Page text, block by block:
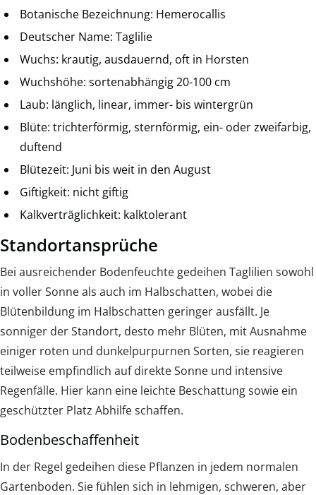
Botanische Bezeichnung: Hemerocallis
Deutscher Name: Taglilie
Wuchs: krautig, ausdauernd, oft in Horsten
Wuchshöhe: sortenabhängig 20-100 cm
Laub: länglich, linear, immer- bis wintergrün
Blüte: trichterförmig, sternförmig, ein- oder zweifarbig,
duftend
Blütezeit: Juni bis weit in den August
Giftigkeit: nicht giftig
Kalkverträglichkeit: kalktolerant
Standortansprüche
Bei ausreichender Bodenfeuchte gedeihen Taglilien sowohl
in voller Sonne als auch im Halbschatten, wobei die
Blütenbildung im Halbschatten geringer ausfällt. Je
sonniger der Standort, desto mehr Blüten, mit Ausnahme
einiger roten und dunkelpurpurnen Sorten, sie reagieren
teilweise empfindlich auf direkte Sonne und intensive
Regenfälle. Hier kann eine leichte Beschattung sowie ein
geschützter Platz Abhilfe schaffen.
Bodenbeschaffenheit
In der Regel gedeihen diese Pflanzen in jedem normalen
Gartenboden. Sie fühlen sich in lehmigen, schweren, aber